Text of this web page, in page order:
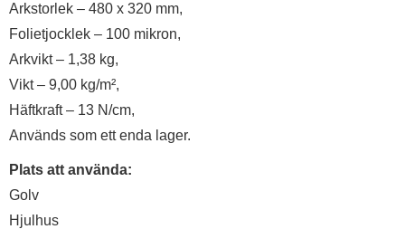
Arkstorlek – 480 x 320 mm,
Folietjocklek – 100 mikron,
Arkvikt – 1,38 kg,
Vikt – 9,00 kg/m²,
Häftkraft – 13 N/cm,
Används som ett enda lager.
Plats att använda:
Golv
Hjulhus